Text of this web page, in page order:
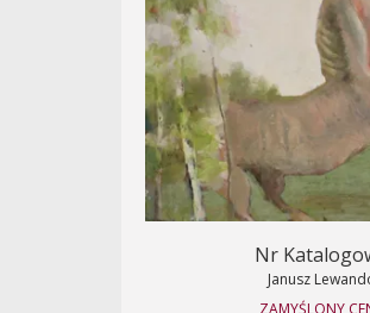
Nr
Janusz
ZAMYŚLONY